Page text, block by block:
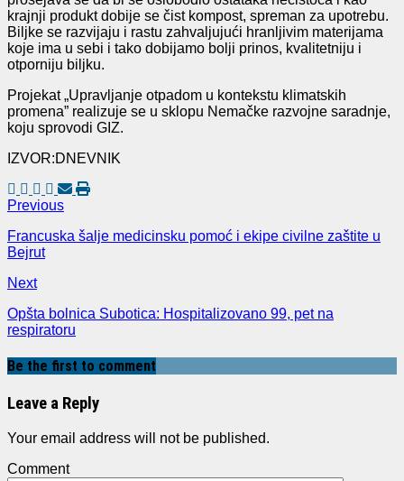
krajnji produkt dobije se čist kompost, spreman za upotrebu.
Biljke se razvijaju i rastu zahvaljujući hranljivim materijama
koje ima u sebi i tako dobijamo bolji prinos, kvalitetniju i
otporniju biljku.
Projekat „Upravljanje otpadom u kontekstu klimatskih
promena” realizuje se u sklopu Nemačke razvojne saradnje,
koju sprovodi GIZ.
IZVOR:DNEVNIK
Previous
Francuska šalje medicinsku pomoć i ekipe civilne zaštite u
Bejrut
Next
Opšta bolnica Subotica: Hospitalizovano 99, pet na
respiratoru
Be the first to comment
Leave a Reply
Your email address will not be published.
Comment